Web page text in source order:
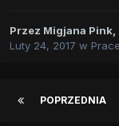
Przez Migjana Pink,
Luty 24, 2017 w
POPRZEDNIA